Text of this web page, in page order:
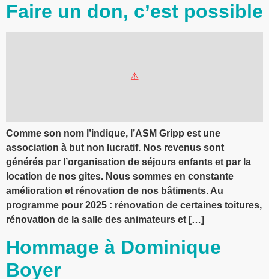
Faire un don, c’est possible
Comme son nom l’indique, l’ASM Gripp est une
association à but non lucratif. Nos revenus sont
générés par l’organisation de séjours enfants et par la
location de nos gites. Nous sommes en constante
amélioration et rénovation de nos bâtiments. Au
programme pour 2025 : rénovation de certaines toitures,
rénovation de la salle des animateurs et […]
Hommage à Dominique
Boyer